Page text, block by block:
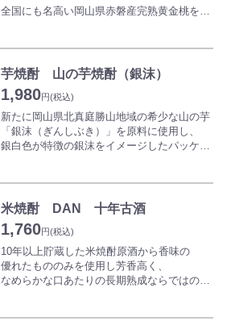
全国にも名高い岡山県赤磐産完熟黄金桃を
黄金桃果肉繊維が溶け込みネクターのような
甘い香りと、ジューシーな美味しさをお楽し
み頂けます。
●20歳未満の者の飲酒は法律で固く禁じられ
芋焼酎 山の芋焼酎（銀沫）
1,980円(税込)
新たに岡山県北真庭勝山地域の希少な山の芋
「銀沫（ぎんしぶき）」を原料に使用し、
銀白色が特徴の銀沫をイメージしたパッケー
沫」。
日本酒造りに使用する黄麹で仕込み減圧蒸留
することで、銀沫のすっきりと上品な味わい
の中にほのかな甘味のあるまろやかな焼酎が
できました。
日本酒造りに使用する黄麹で仕込み、減圧蒸
米焼酎 DAN 十年古酒
1,760円(税込)
10年以上貯蔵した米焼酎原酒から香味の
優れたもののみを使用し芳香高く、
なめらかな口あたりの長期熟成ならではの米